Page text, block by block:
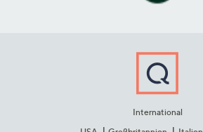
International